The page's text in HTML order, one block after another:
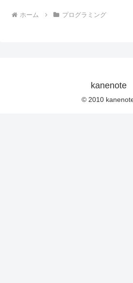
ホーム プログラミング
kanenote
© 2010